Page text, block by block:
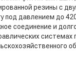
резины с
под давлением до
соединение и
системах